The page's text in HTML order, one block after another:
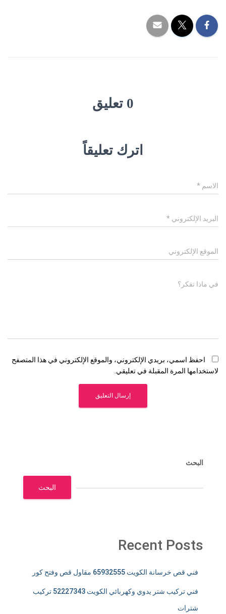
0 تعليق
اترك تعليقاً
الاسم *
البريد الإلكتروني *
الموقع الإلكتروني
في ماذا تفكر؟
احفظ اسمي، بريدي الإلكتروني، والموقع الإلكتروني في هذا المتصفح
لاستخدامها المرة المقبلة في تعليقي.
البحث
البحث
Recent Posts
فني قص خرسانة الكويت 65932555 مقاول قص وفتح كور
فني تركيب شتر يدوي وكهربائي الكويت 52227343 تركيب
شترات